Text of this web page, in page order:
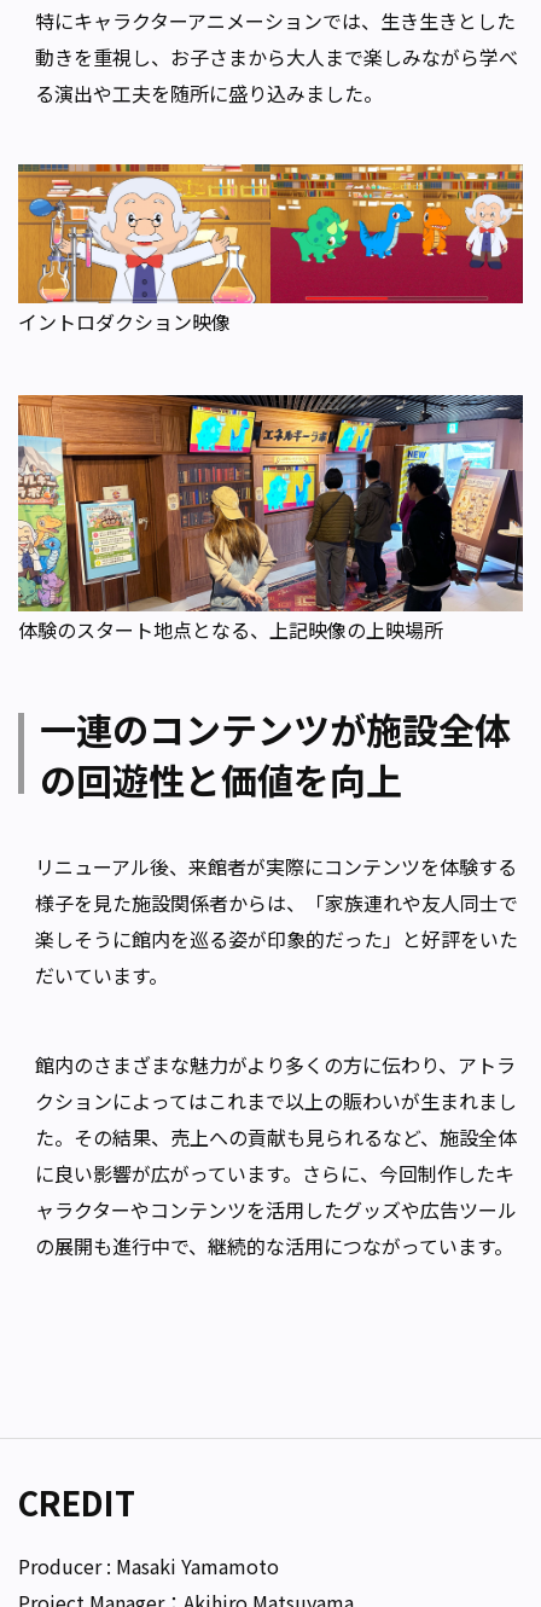
特にキャラクターアニメーションでは、生き生きとした
動きを重視し、お子さまから大人まで楽しみながら学べ
る演出や工夫を随所に盛り込みました。
イントロダクション映像
体験のスタート地点となる、上記映像の上映場所
一連のコンテンツが施設全体
の回遊性と価値を向上
リニューアル後、来館者が実際にコンテンツを体験する
様子を見た施設関係者からは、「家族連れや友人同士で
楽しそうに館内を巡る姿が印象的だった」と好評をいた
だいています。
館内のさまざまな魅力がより多くの方に伝わり、アトラ
クションによってはこれまで以上の賑わいが生まれまし
た。その結果、売上への貢献も見られるなど、施設全体
に良い影響が広がっています。さらに、今回制作したキ
ャラクターやコンテンツを活用したグッズや広告ツール
の展開も進行中で、継続的な活用につながっています。
CREDIT
Producer : Masaki Yamamoto